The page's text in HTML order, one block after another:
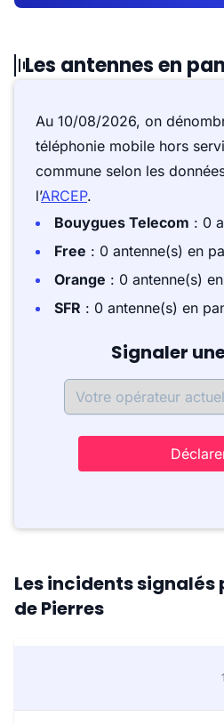
Les antennes en
Au 10/08/2026, on
téléphonie mobile hors
commune selon les
l’ARCEP.
Bouygues Telecom : 0
Free : 0 antenne(s) en
Orange : 0 antenne(s)
SFR : 0 antenne(s) en
Signaler
Les incidents
de Pierres